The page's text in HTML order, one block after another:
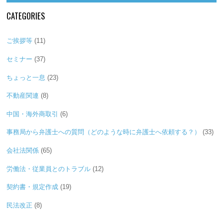
CATEGORIES
ご挨拶等 (11)
セミナー (37)
ちょっと一息 (23)
不動産関連 (8)
中国・海外商取引 (6)
事務局から弁護士への質問（どのような時に弁護士へ依頼する？） (33)
会社法関係 (65)
労働法・従業員とのトラブル (12)
契約書・規定作成 (19)
民法改正 (8)